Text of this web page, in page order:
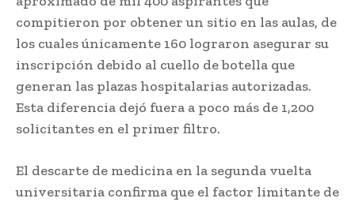
compitieron por obtener un sitio en las aulas, de
los cuales únicamente 160 lograron asegurar su
inscripción debido al cuello de botella que
generan las plazas hospitalarias autorizadas.
Esta diferencia dejó fuera a poco más de 1,200
solicitantes en el primer filtro.
El descarte de medicina en la segunda vuelta
universitaria confirma que el factor limitante de